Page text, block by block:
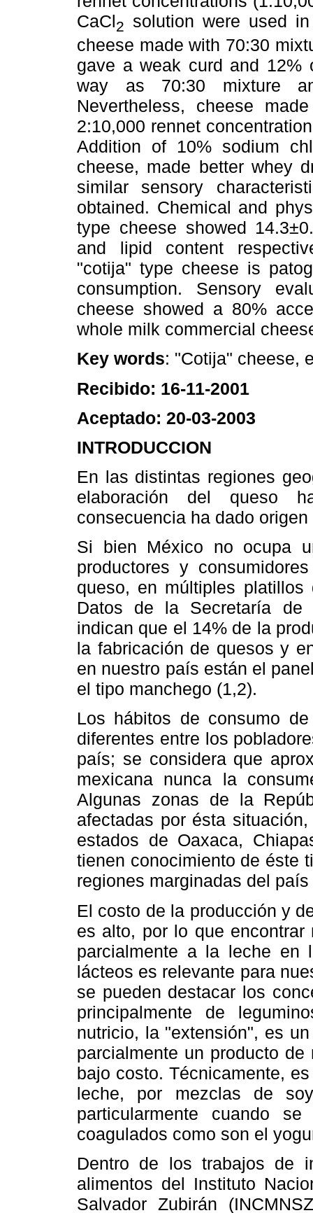
CaCl2
solution were used
cheese made with 70:30
gave a weak curd and
way as 70:30 mixture
Nevertheless, cheese
2:10,000 rennet
Addition of 10% sodium
cheese, made better whey
similar sensory
obtained. Chemical and
type cheese showed
and lipid content
"cotija" type cheese is
consumption. Sensory
cheese showed a 80%
whole milk commercial
Key words: "Cotija" cheese,
Recibido: 16-11-2001
Aceptado: 20-03-2003
INTRODUCCION
En las distintas regiones
elaboración del queso
consecuencia ha dado
Si bien México no ocupa
productores y
queso, en múltiples
Datos de la Secretaría de
indican que el 14% de la
la fabricación de quesos y
en nuestro país están el
el tipo manchego (1,2).
Los hábitos de consumo
diferentes entre los
país; se considera que
mexicana nunca la
Algunas zonas de la
afectadas por ésta
estados de Oaxaca,
tienen conocimiento de éste
regiones marginadas del país
El costo de la producción y
es alto, por lo que
parcialmente a la leche en
lácteos es relevante para
se pueden destacar los
principalmente de
nutricio, la "extensión", es
parcialmente un producto
bajo costo. Técnicamente,
leche, por mezclas de
particularmente cuando
coagulados como son el
Dentro de los trabajos de
alimentos del Instituto
Salvador Zubirán